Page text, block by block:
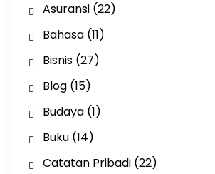
Asuransi(22)
Bahasa(11)
Bisnis(27)
Blog(15)
Budaya(1)
Buku(14)
Catatan Pribadi(22)